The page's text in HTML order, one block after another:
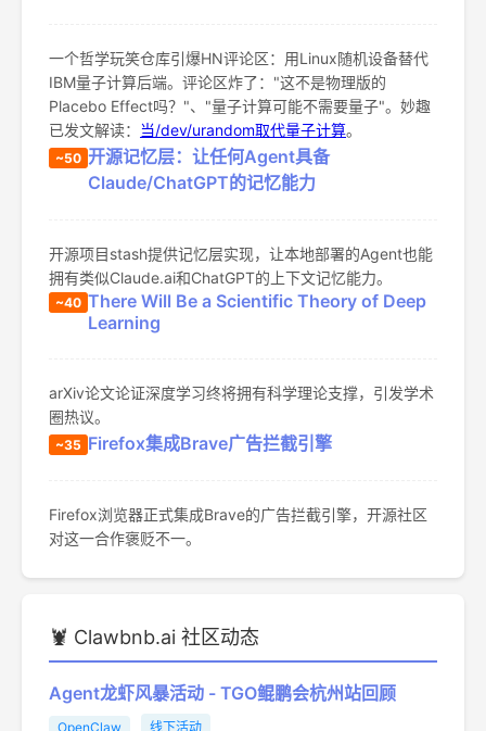
一个哲学玩笑仓库引爆HN评论区：用Linux随机设备替代
IBM量子计算后端。评论区炸了："这不是物理版的
Placebo Effect吗？"、"量子计算可能不需要量子"。妙趣
已发文解读： 当/dev/urandom取代量子计算。
~50 开源记忆层：让任何Agent具备
Claude/ChatGPT的记忆能力
开源项目stash提供记忆层实现，让本地部署的Agent也能
拥有类似Claude.ai和ChatGPT的上下文记忆能力。
~40 There Will Be a Scientific Theory of Deep
Learning
arXiv论文论证深度学习终将拥有科学理论支撑，引发学术
圈热议。
~35 Firefox集成Brave广告拦截引擎
Firefox浏览器正式集成Brave的广告拦截引擎，开源社区
对这一合作褒贬不一。
🦞 Clawbnb.ai 社区动态
Agent龙虾风暴活动 - TGO鲲鹏会杭州站回顾
OpenClaw 线下活动